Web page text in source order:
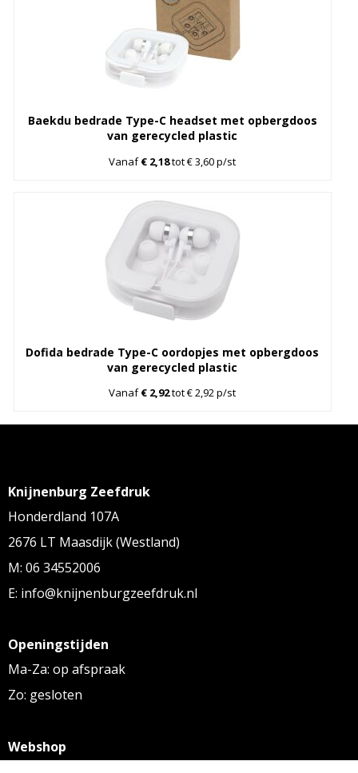
Baekdu bedrade Type-C headset met opbergdoos
van gerecycled plastic
Vanaf€ 2,18tot € 3,60 p/st
Dofida bedrade Type-C oordopjes met opbergdoos
van gerecycled plastic
Vanaf€ 2,92tot € 2,92 p/st
Knijnenburg Zeefdruk
Honderdland 107A
2676 LT Maasdijk (Westland)
M: 06 34552006
E: info@knijnenburgzeefdruk.nl
Openingstijden
Ma-Za: op afspraak
Zo: gesloten
Webshop